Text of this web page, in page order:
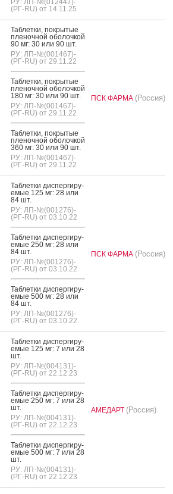
(РГ-RU) от 14.11.25
Таб­летки, пок­ры­тые
пле­ноч­ной обо­лоч­кой
90 мг: 30 или 90 шт.
РУ: ЛП-№(001467)-
(РГ-RU) от 29.11.22
Таб­летки, пок­ры­тые
пле­ноч­ной обо­лоч­кой
180 мг: 30 или 90 шт.
РУ: ЛП-№(001467)-
(РГ-RU) от 29.11.22
Таб­летки, пок­ры­тые
пле­ноч­ной обо­лоч­кой
360 мг: 30 или 90 шт.
РУ: ЛП-№(001467)-
(РГ-RU) от 29.11.22
ПСК ФАРМА (Россия)
Таб­летки дис­перги­ру­
емые 125 мг: 28 или
84 шт.
РУ: ЛП-№(001276)-
(РГ-RU) от 03.10.22
Таб­летки дис­перги­ру­
емые 250 мг: 28 или
84 шт.
РУ: ЛП-№(001276)-
(РГ-RU) от 03.10.22
Таб­летки дис­перги­ру­
емые 500 мг: 28 или
84 шт.
РУ: ЛП-№(001276)-
(РГ-RU) от 03.10.22
ПСК ФАРМА (Россия)
Таб­летки дис­перги­ру­
емые 125 мг: 7 или 28
шт.
РУ: ЛП-№(004131)-
(РГ-RU) от 22.12.23
Таб­летки дис­перги­ру­
емые 250 мг: 7 или 28
шт.
РУ: ЛП-№(004131)-
(РГ-RU) от 22.12.23
Таб­летки дис­перги­ру­
емые 500 мг: 7 или 28
шт.
РУ: ЛП-№(004131)-
(РГ-RU) от 22.12.23
АМЕДАРТ (Россия)